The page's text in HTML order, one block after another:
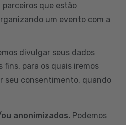
parceiros que estão
um evento com a
divulgar seus dados
fins, para os quais iremos
seu consentimento, quando
anonimizados. Podemos